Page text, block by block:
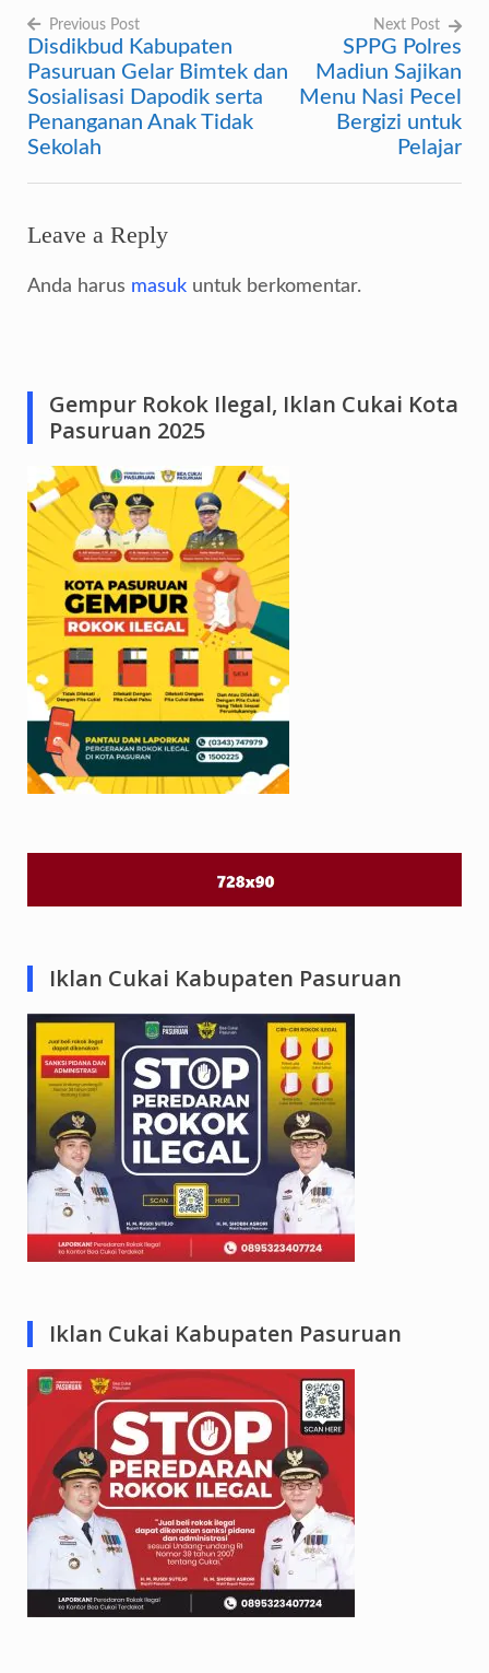
Navigasi
pos
Previous Post
Disdikbud Kabupaten
Pasuruan Gelar Bimtek dan
Sosialisasi Dapodik serta
Penanganan Anak Tidak
Sekolah
Next Post
SPPG Polres
Madiun Sajikan
Menu Nasi Pecel
Bergizi untuk
Pelajar
Leave a Reply
Anda harus masuk untuk berkomentar.
Gempur Rokok Ilegal, Iklan Cukai Kota
Pasuruan 2025
Iklan Cukai Kabupaten Pasuruan
Iklan Cukai Kabupaten Pasuruan